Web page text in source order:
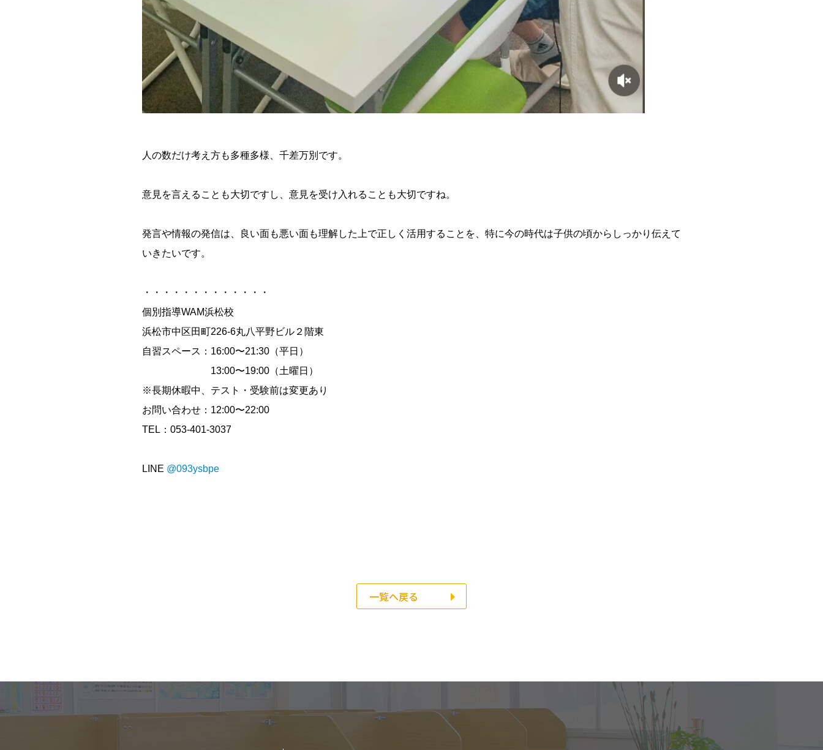
人の数だけ考え方も多種多様、千差万別です。
意見を言えることも大切ですし、意見を受け入れることも大切ですね。
発言や情報の発信は、良い面も悪い面も理解した上で正しく活用することを、特に今の時代は子供の頃からしっかり伝えて
いきたいです。
・・・・・・・・・・・・・
個別指導WAM浜松校
浜松市中区田町226-6丸八平野ビル２階東
自習スペース：16:00〜21:30（平日）
13:00〜19:00（土曜日）
※長期休暇中、テスト・受験前は変更あり
お問い合わせ：12:00〜22:00
TEL：053-401-3037
LINE @093ysbpe
一覧へ戻る